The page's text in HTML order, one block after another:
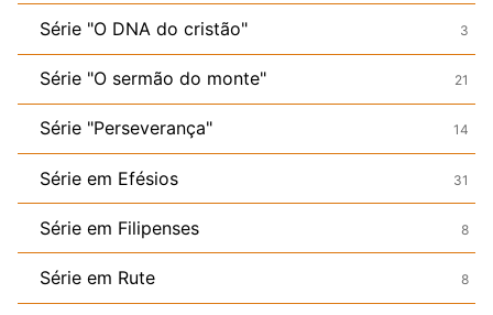
Série "O DNA do cristão" 3
Série "O sermão do monte" 21
Série "Perseverança" 14
Série em Efésios 31
Série em Filipenses 8
Série em Rute 8